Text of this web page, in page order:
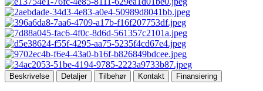
Beskrivelse Detaljer Tilbehør Kontakt Finansiering